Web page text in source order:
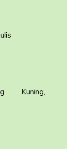
Kuning,